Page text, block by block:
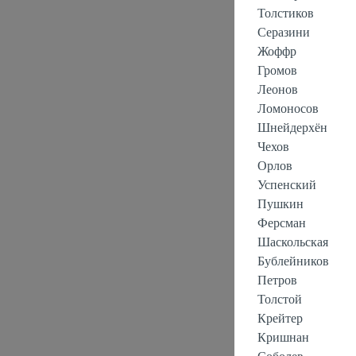
Толстиков
Серазини
Жоффр
Громов
Леонов
Ломоносов
Шнейдерхён
Чехов
Орлов
Успенский
Пушкин
Ферсман
Шаскольская
Бублейников
Петров
Толстой
Крейтер
Кришнан